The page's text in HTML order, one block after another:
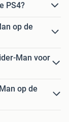
PS4?
op de
Man voor
op de